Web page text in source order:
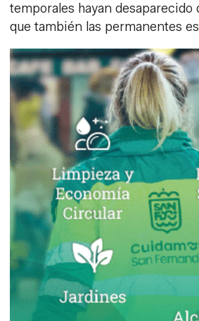
temporales hayan desaparecido
que también las permanentes